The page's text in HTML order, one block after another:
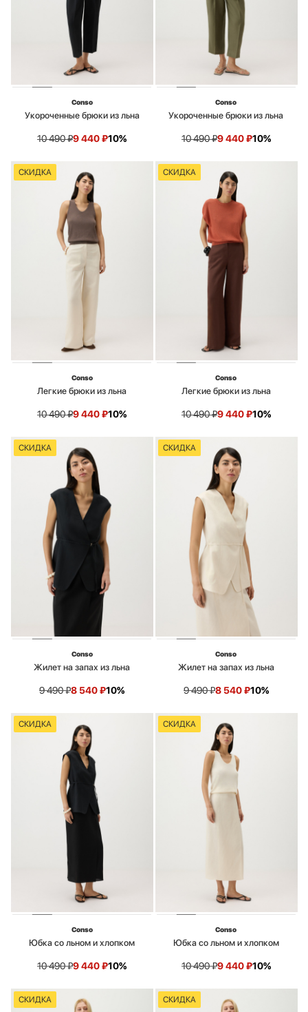
Conso
Укороченные брюки из льна
10 490₽9 440₽10%
Conso
Укороченные брюки из льна
10 490₽9 440₽10%
СКИДКА
Conso
Легкие брюки из льна
10 490₽9 440₽10%
СКИДКА
Conso
Легкие брюки из льна
10 490₽9 440₽10%
СКИДКА
Conso
Жилет на запах из льна
9 490₽8 540₽10%
СКИДКА
Conso
Жилет на запах из льна
9 490₽8 540₽10%
СКИДКА
Conso
Юбка со льном и хлопком
10 490₽9 440₽10%
СКИДКА
Conso
Юбка со льном и хлопком
10 490₽9 440₽10%
СКИДКА СКИДКА